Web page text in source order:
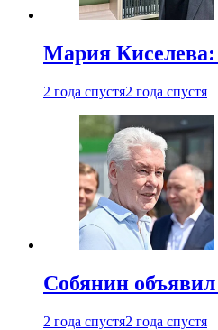
Мария
2 года спустя2 года спустя
Собянин
2 года спустя2 года спустя